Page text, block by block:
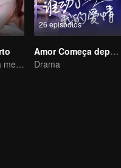
Minha namorada mentirosa
26 episódios
Amor Começa depois do Divórcio
Drama